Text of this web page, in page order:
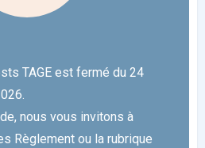
TAGE est fermé du 24
nous vous invitons à
Règlement ou la rubrique